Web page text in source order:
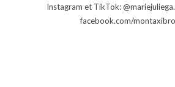
Instagram et TikTok:
facebook.com/